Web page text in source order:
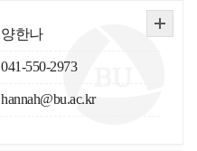
양한나
041-550-2973
hannah@bu.ac.kr